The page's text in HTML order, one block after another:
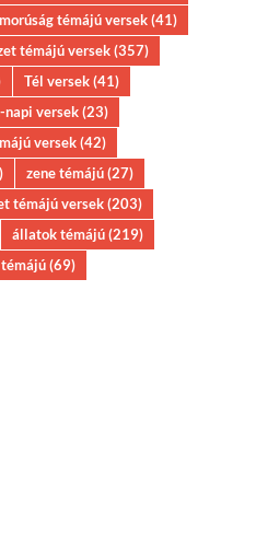
témájú versek(41)
témájú versek(357)
Tél versek(41)
napi versek(23)
versek(42)
zene témájú(27)
témájú versek(203)
állatok témájú(219)
(69)